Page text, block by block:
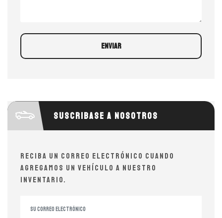
ENVIAR
Suscribase a nosotros
Reciba un correo electrónico cuando
agregamos un vehículo a nuestro
inventario.